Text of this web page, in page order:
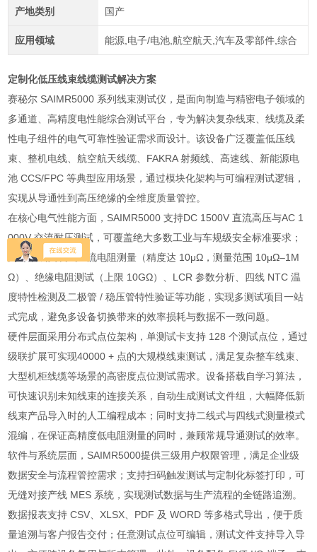
产地类别 国产
应用领域 能源,电子/电池,航空航天,汽车及零部件,综合
定制化低压线束线缆测试解决方案
赛秘尔 SAIMR5000 系列线束测试仪，是面向制造与精密电子领域的
多通道、高精度电性能综合测试平台，专为解决复杂线束、线缆及柔
性电子组件的电气可靠性验证需求而设计。该设备广泛覆盖低压线
束、整机电线、航空航天线缆、FAKRA 射频线、高速线、新能源电
池 CCS/FPC 等典型应用场景，通过模块化架构与可编程测试逻辑，
实现从导通性到高压绝缘的全维度质量管控。
在核心电气性能方面，SAIMR5000 支持DC 1500V 直流高压与AC 1
000V 交流耐压测试，可覆盖绝大多数工业与车规级安全标准要求；
同时集成四线式直流电阻测量（精度达 10μΩ，测量范围 10μΩ–1M
Ω）、绝缘电阻测试（上限 10GΩ）、LCR 参数分析、四线 NTC 温
度特性检测及二极管 / 稳压管特性验证等功能，实现多测试项目一站
式完成，避免多设备切换带来的效率损耗与数据不一致问题。
硬件层面采用分布式点位架构，单测试卡支持 128 个测试点位，通过
级联扩展可实现40000 + 点的大规模线束测试，满足复杂整车线束、
大型机柜线缆等场景的高密度点位测试需求。设备搭载自学习算法，
可快速识别未知线束的连接关系，自动生成测试文件组，大幅降低新
线束产品导入时的人工编程成本；同时支持二线式与四线式测量模式
混编，在保证高精度低电阻测量的同时，兼顾常规导通测试的效率。
软件与系统层面，SAIMR5000提供三级用户权限管理，满足企业级
数据安全与流程管控需求；支持扫码触发测试与定制化标签打印，可
无缝对接产线 MES 系统，实现测试数据与生产流程的全链路追溯。
数据报表支持 CSV、XLSX、PDF 及 WORD 等多格式导出，便于质
量追溯与客户报告交付；任意测试点位可编辑，测试文件支持导入导